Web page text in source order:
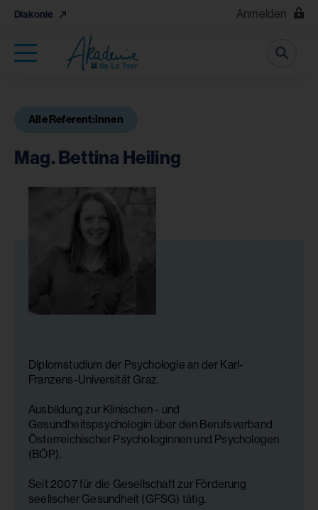
Diakonie Anmelden
Suche
Alle Referent:innen
Mag. Bettina Heiling
Diplomstudium der Psychologie an der Karl-
Franzens-Universität Graz.
Ausbildung zur Klinischen - und
Gesundheitspsychologin über den Berufsverband
Österreichischer Psychologinnen und Psychologen
(BÖP).
Seit 2007 für die Gesellschaft zur Förderung
seelischer Gesundheit (GFSG) tätig.